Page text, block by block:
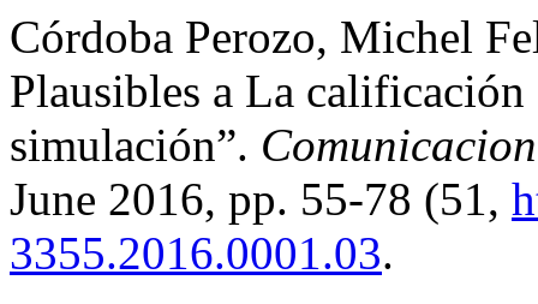
Córdoba Perozo, Michel
Plausibles a La calificación
simulación”.
June 2016, pp. 55-78 (51,
3355.2016.0001.03.